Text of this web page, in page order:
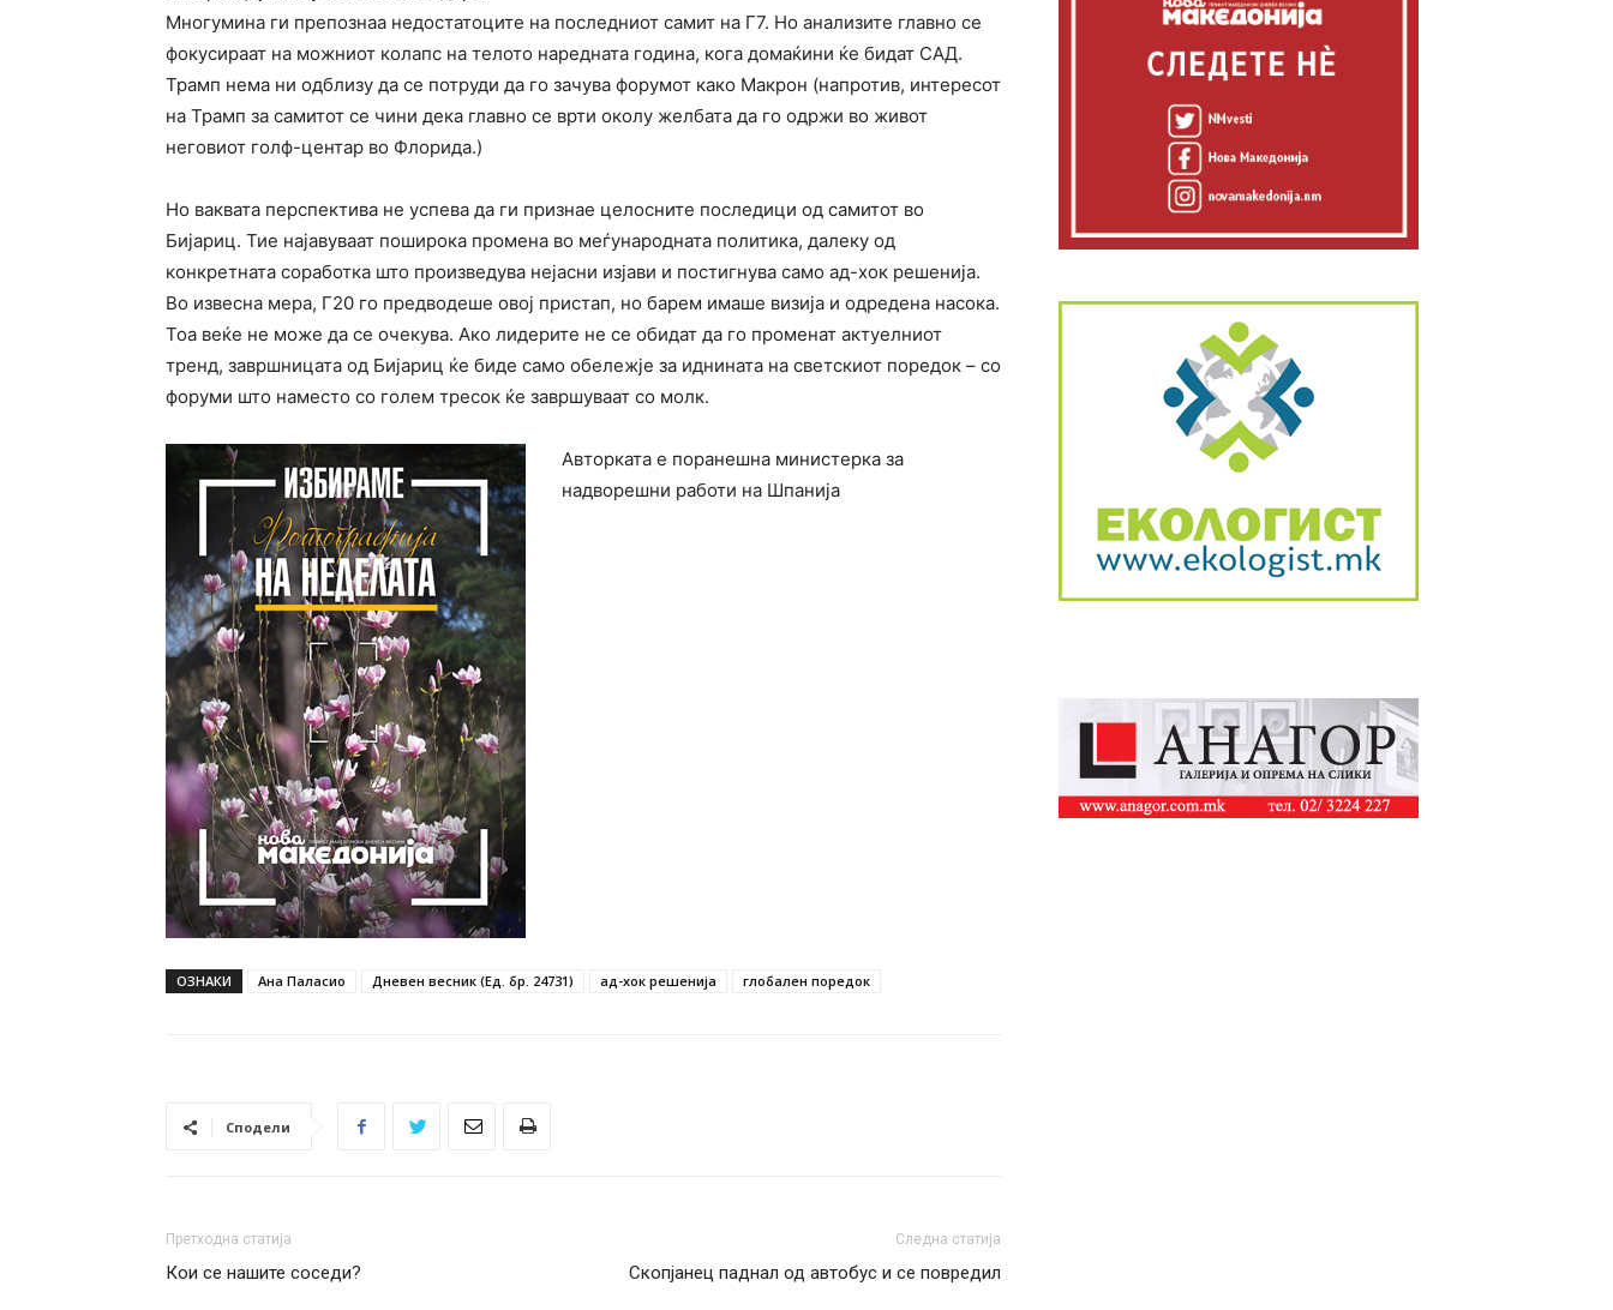
Многумина ги препознаа недостатоците на последниот самит на Г7. Но анализите главно се
фокусираат на можниот колапс на телото наредната година, кога домаќини ќе бидат САД.
Трамп нема ни одблизу да се потруди да го зачува форумот како Макрон (напротив, интересот
на Трамп за самитот се чини дека главно се врти околу желбата да го одржи во живот
неговиот голф-центар во Флорида.)
Но ваквата перспектива не успева да ги признае целосните последици од самитот во
Бијариц. Тие најавуваат поширока промена во меѓународната политика, далеку од
конкретната соработка што произведува нејасни изјави и постигнува само ад-хок решенија.
Во извесна мера, Г20 го предводеше овој пристап, но барем имаше визија и одредена насока.
Тоа веќе не може да се очекува. Ако лидерите не се обидат да го променат актуелниот
тренд, завршницата од Бијариц ќе биде само обележје за иднината на светскиот поредок – со
форуми што наместо со голем тресок ќе завршуваат со молк.
Авторката е поранешна министерка за
надворешни работи на Шпанија
ОЗНАКИ Ана Паласио Дневен весник (Ед. бр. 24731) ад-хок решенија глобален поредок
Сподели
Претходна статија
Кои се нашите соседи?
Следна статија
Скопјанец паднал од автобус и се повредил